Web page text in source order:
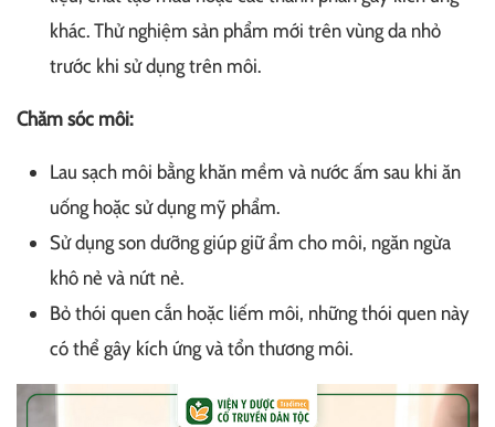
khác. Thử nghiệm sản phẩm mới trên vùng da nhỏ
trước khi sử dụng trên môi.
Chăm sóc môi:
Lau sạch môi bằng khăn mềm và nước ấm sau khi ăn
uống hoặc sử dụng mỹ phẩm.
Sử dụng son dưỡng giúp giữ ẩm cho môi, ngăn ngừa
khô nẻ và nứt nẻ.
Bỏ thói quen cắn hoặc liếm môi, những thói quen này
có thể gây kích ứng và tổn thương môi.